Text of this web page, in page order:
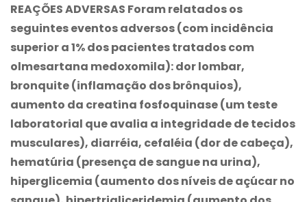
REAÇÕES ADVERSAS Foram relatados os
seguintes eventos adversos (com incidência
superior a 1% dos pacientes tratados com
olmesartana medoxomila): dor lombar,
bronquite (inflamação dos brônquios),
aumento da creatina fosfoquinase (um teste
laboratorial que avalia a integridade de tecidos
musculares), diarréia, cefaléia (dor de cabeça),
hematúria (presença de sangue na urina),
hiperglicemia (aumento dos níveis de açúcar no